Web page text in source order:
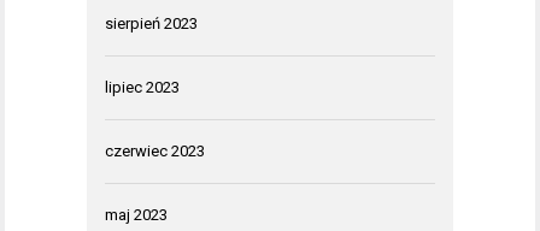
sierpień 2023
lipiec 2023
czerwiec 2023
maj 2023